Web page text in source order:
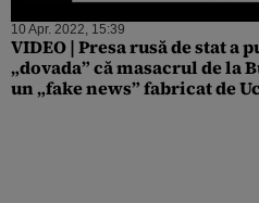
10 Apr. 2022, 15:39
VIDEO | Presa rusă de stat a
„dovada” că masacrul de la
un „fake news” fabricat de